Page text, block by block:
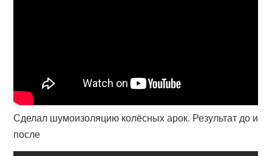
Сделал шумоизоляцию колёсных арок. Результат до и
после